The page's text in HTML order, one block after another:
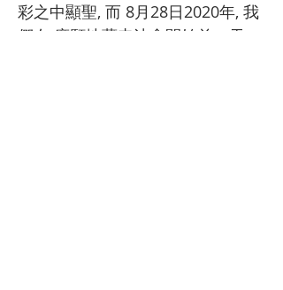
彩之中顯聖, 而 8月28日2020年, 我
們在 廣願地藏寺法會開始前一天,